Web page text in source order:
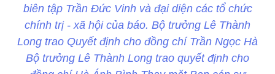
biên tập Trần Đức Vinh và đại diện các tổ chức
chính trị - xã hội của báo. Bộ trưởng Lê Thành
Long trao Quyết định cho đồng chí Trần Ngọc Hà
Bộ trưởng Lê Thành Long trao quyết định cho